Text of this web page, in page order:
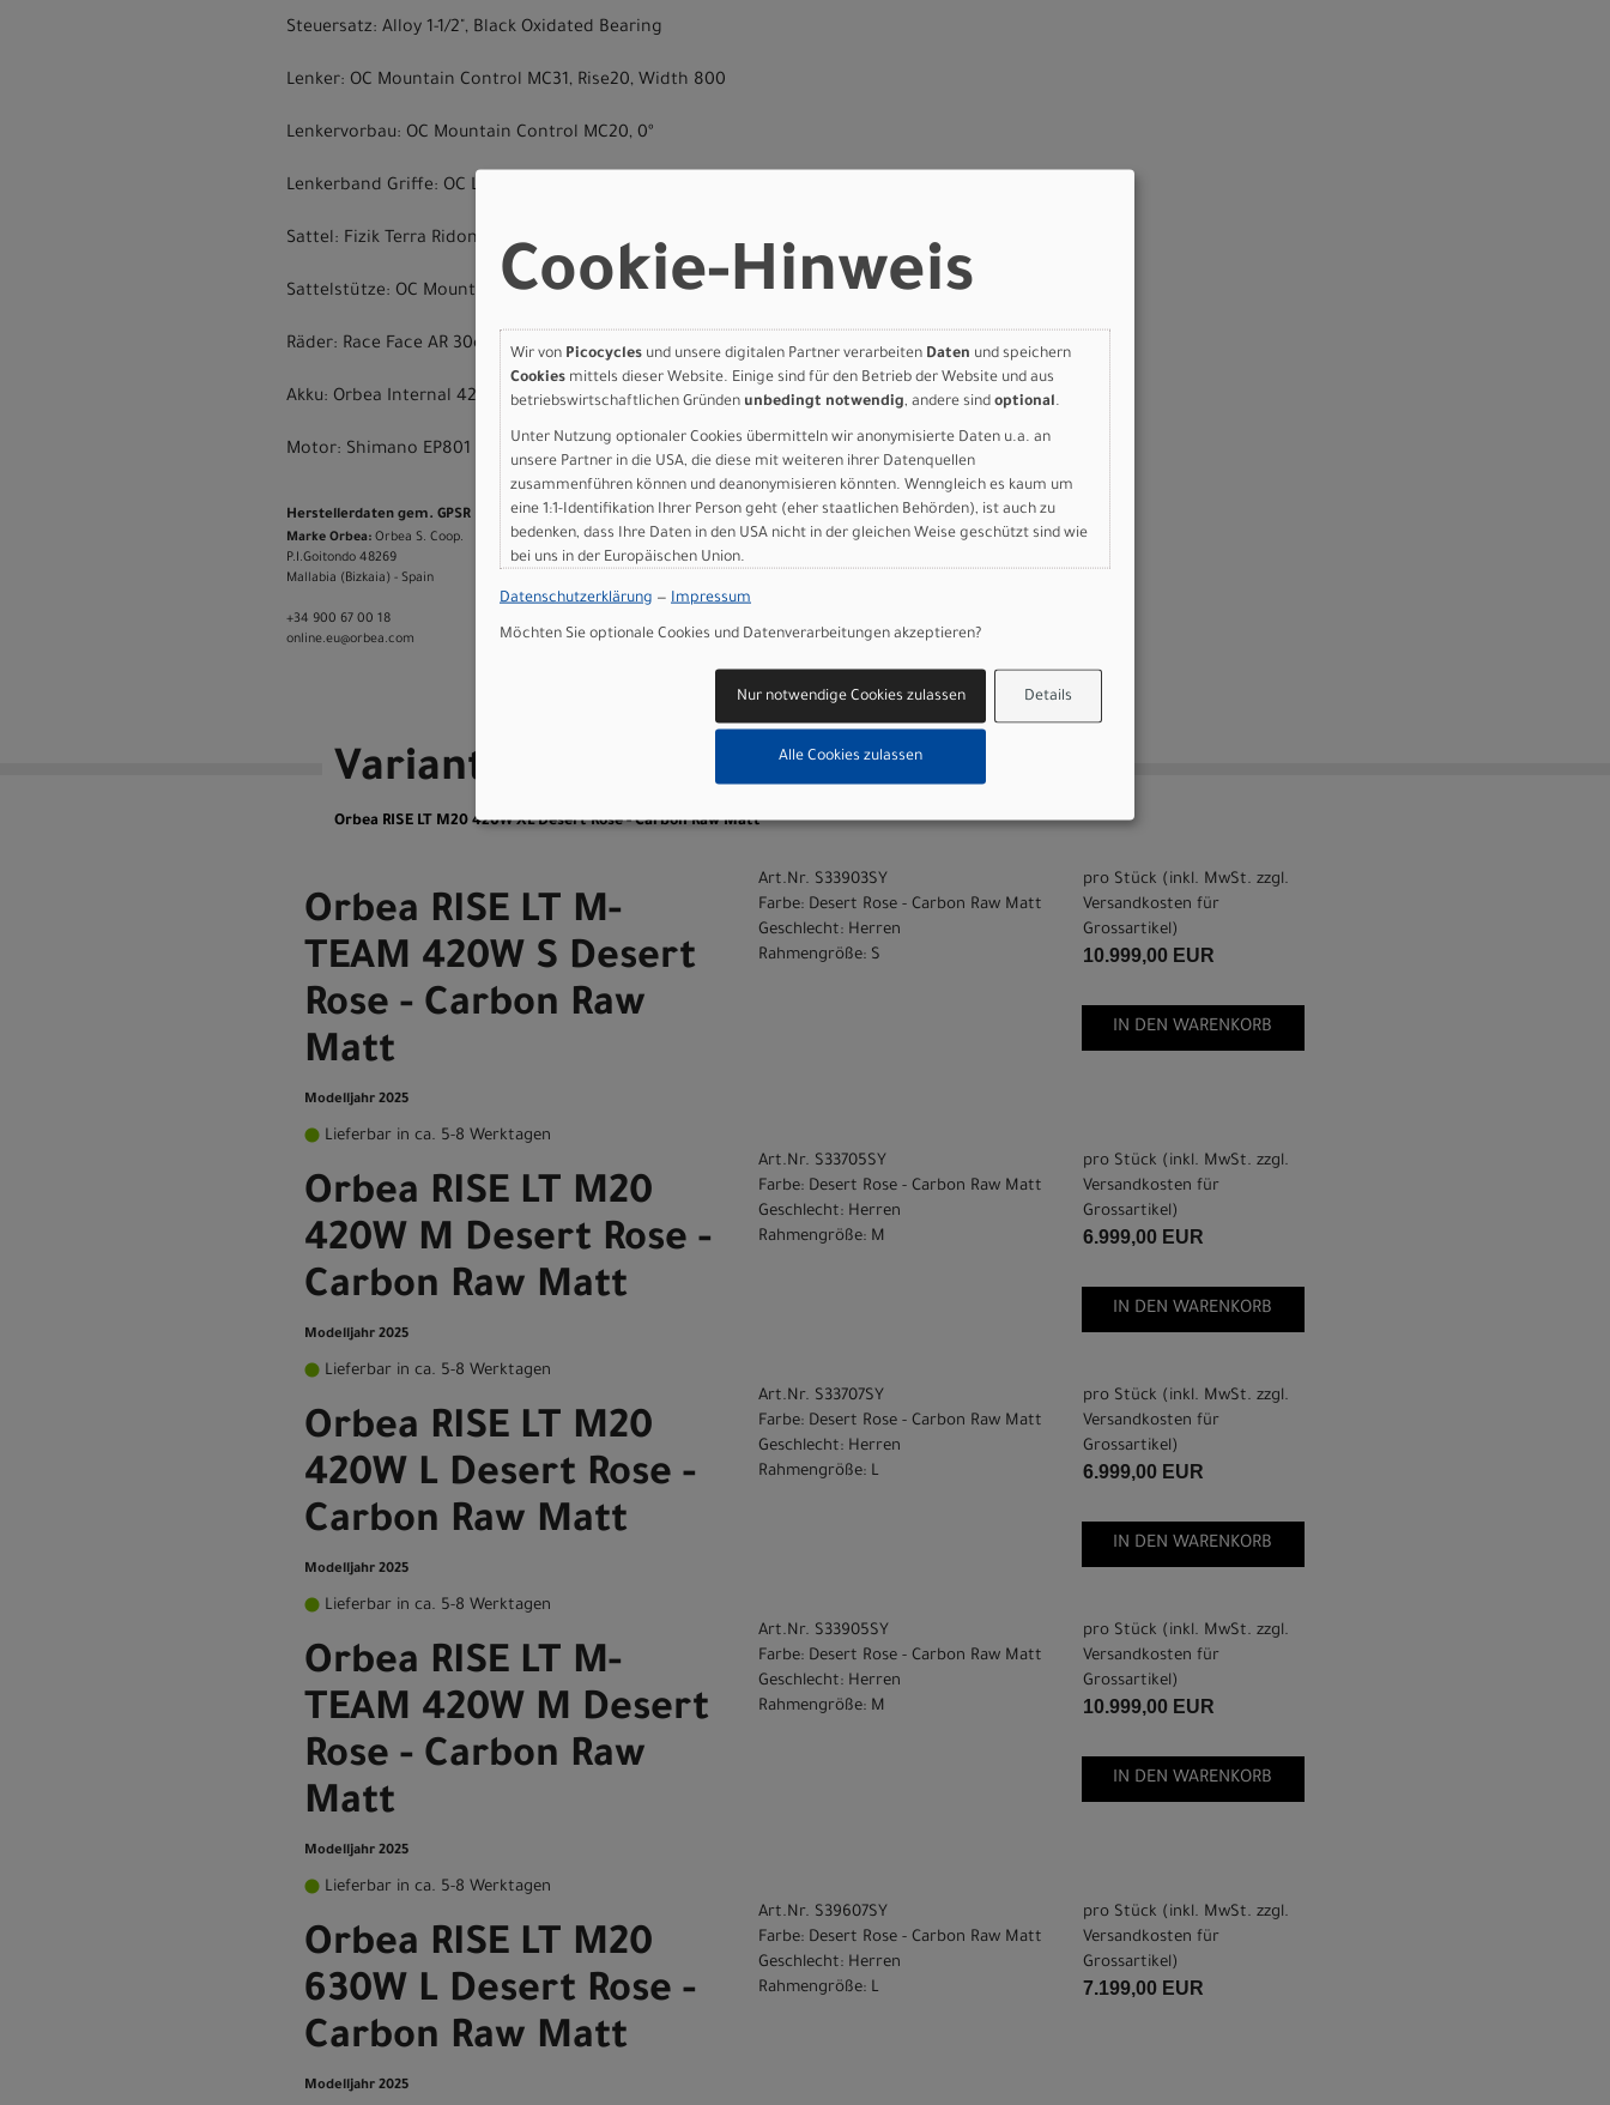
Steuersatz: Alloy 1-1/2", Black Oxidated Bearing
Lenker: OC Mountain Control MC31, Rise20, Width 800
Lenkervorbau: OC Mountain Control MC20, 0º
Lenkerband Griffe: OC Lock On
Sattel: Fizik Terra Ridon X5 145mm
Sattelstütze: OC Mountain Control MC22, 31.6mm, Dropper
Räder: Race Face AR 30c Tubeless Ready
Akku: Orbea Internal 420Wh
Motor: Shimano EP801 RS Gen2 MC
Herstellerdaten gem. GPSR
Marke Orbea: Orbea S. Coop.
P.I.Goitondo 48269
Mallabia (Bizkaia) - Spain
+34 900 67 00 18
online.eu@orbea.com
Varianten
Orbea RISE LT M20 420W XL Desert Rose - Carbon Raw Matt
Orbea RISE LT M-
TEAM 420W S Desert
Rose - Carbon Raw
Matt
Modelljahr 2025
Lieferbar in ca. 5-8 Werktagen
Art.Nr. S33903SY
Farbe: Desert Rose - Carbon Raw Matt
Geschlecht: Herren
Rahmengröße: S
pro Stück (inkl. MwSt. zzgl.
Versandkosten für
Grossartikel)
10.999,00 EUR
IN DEN WARENKORB
Orbea RISE LT M20
420W M Desert Rose -
Carbon Raw Matt
Modelljahr 2025
Lieferbar in ca. 5-8 Werktagen
Art.Nr. S33705SY
Farbe: Desert Rose - Carbon Raw Matt
Geschlecht: Herren
Rahmengröße: M
pro Stück (inkl. MwSt. zzgl.
Versandkosten für
Grossartikel)
6.999,00 EUR
IN DEN WARENKORB
Orbea RISE LT M20
420W L Desert Rose -
Carbon Raw Matt
Modelljahr 2025
Lieferbar in ca. 5-8 Werktagen
Art.Nr. S33707SY
Farbe: Desert Rose - Carbon Raw Matt
Geschlecht: Herren
Rahmengröße: L
pro Stück (inkl. MwSt. zzgl.
Versandkosten für
Grossartikel)
6.999,00 EUR
IN DEN WARENKORB
Orbea RISE LT M-
TEAM 420W M Desert
Rose - Carbon Raw
Matt
Modelljahr 2025
Lieferbar in ca. 5-8 Werktagen
Art.Nr. S33905SY
Farbe: Desert Rose - Carbon Raw Matt
Geschlecht: Herren
Rahmengröße: M
pro Stück (inkl. MwSt. zzgl.
Versandkosten für
Grossartikel)
10.999,00 EUR
IN DEN WARENKORB
Orbea RISE LT M20
630W L Desert Rose -
Carbon Raw Matt
Modelljahr 2025
Art.Nr. S39607SY
Farbe: Desert Rose - Carbon Raw Matt
Geschlecht: Herren
Rahmengröße: L
pro Stück (inkl. MwSt. zzgl.
Versandkosten für
Grossartikel)
7.199,00 EUR
Cookie-Hinweis
Wir von Picocycles und unsere digitalen Partner verarbeiten Daten und speichern
Cookies mittels dieser Website. Einige sind für den Betrieb der Website und aus
betriebswirtschaftlichen Gründen unbedingt notwendig, andere sind optional.
Unter Nutzung optionaler Cookies übermitteln wir anonymisierte Daten u.a. an
unsere Partner in die USA, die diese mit weiteren ihrer Datenquellen
zusammenführen können und deanonymisieren könnten. Wenngleich es kaum um
eine 1:1-Identifikation Ihrer Person geht (eher staatlichen Behörden), ist auch zu
bedenken, dass Ihre Daten in den USA nicht in der gleichen Weise geschützt sind wie
bei uns in der Europäischen Union.
Datenschutzerklärung — Impressum
Möchten Sie optionale Cookies und Datenverarbeitungen akzeptieren?
Details
Nur notwendige Cookies zulassen
Alle Cookies zulassen